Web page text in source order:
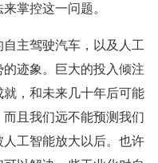
掌控这一问题。
主驾驶汽车，以及人工
迹象。巨大的投入倾注
，和未来几十年后可能
且我们远不能预测我们
工智能放大以后。也许